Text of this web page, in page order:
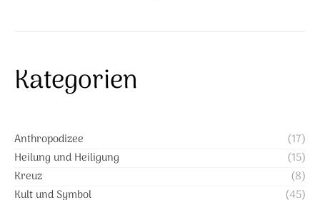
Kategorien
Anthropodizee
(17)
Heilung und Heiligung
(15)
Kreuz
(8)
Kult und Symbol
(45)